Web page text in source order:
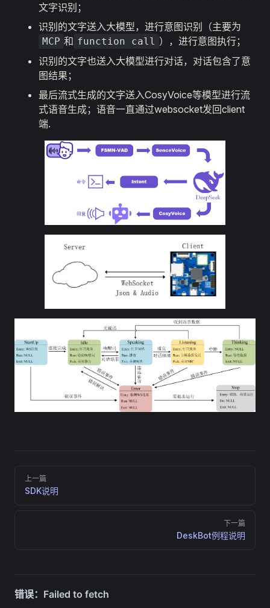
文字识别；
识别的文字送入大模型，进行意图识别（主要为
MCP 和 function call ），进行意图执行；
识别的文字也送入大模型进行对话，对话包含了意
图结果；
最后流式生成的文字送入CosyVoice等模型进行流
式语音生成；语音一直通过websocket发回client
端.
Pager
上一篇
SDK说明
下一篇
DeskBot例程说明